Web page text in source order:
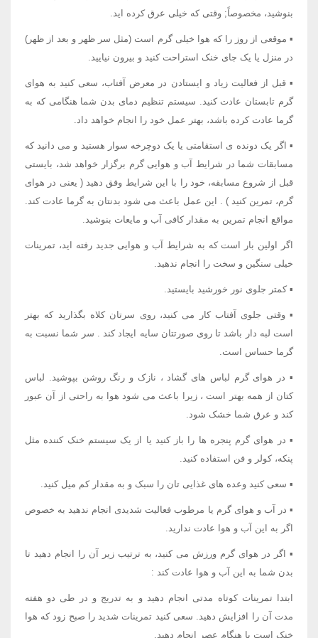
بنوشید، مخصوصاً; وقتی که خیلی عرق کرده اید.
▪ موقعی از روز را که هوا خیلی گرم است (مثل سر ظهر و بعد از ظهر)
در منزل یا یک جای خنک استراحت کنید و بیرون نیایید.
▪ قبل از فعالیت زیاد و ایستادن در معرض آفتاب، سعی کنید به هوای
گرم تابستان عادت کنید. سیستم تنظیم دمای بدن شما هنگامی که به
گرما عادت کرده باشد، بهتر عمل خود را انجام خواهد داد.
▪ اگر یک دونده ی استقامتی یا یک دوچرخه سوار هستید و می دانید که
مسابقات شما در شرایط آب و هوایی گرم برگزار خواهد شد، بایستی
قبل از شروع مسابقه، خود را با این شرایط وفق دهید ( یعنی در هوای
گرم، تمرین کنید ) . این عمل باعث می شود بدنتان به گرما عادت کند.
مواقع انجام تمرین به مقدار کافی آب و مایعات بنوشید.
اگر اولین بار است که به شرایط آب و هوایی جدید رفته اید، تمرینات
خیلی سنگین و سخت را انجام ندهید.
▪ کمتر جلوی نور خورشید بایستید.
▪ وقتی جلوی آفتاب کار می کنید، روی سرتان کلاه بگذارید که بهتر
است لبه دار باشد تا روی صورتتان سایه ایجاد کند . سر شما نسبت به
گرما حساس است.
▪ در هوای گرم لباس های گشاد ، نازک و رنگ روشن بپوشید. لباس
کتان از همه بهتر است ، زیرا باعث می شود هوا به راحتی از آن عبور
کند و عرق شما خشک شود.
▪ در هوای گرم پنجره ها را باز کنید یا از یک سیستم خنک کننده مثل
پنکه، کولر و فن استفاده کنید.
▪ سعی کنید وعده های غذایی تان را سبک و به مقدار کم میل کنید.
▪ در آب و هوای گرم یا مرطوب فعالیت شدیدی انجام ندهید به خصوص
اگر به این آب و هوا عادت ندارید.
▪ اگر در هوای گرم ورزش می کنید، به ترتیب زیر آن را انجام دهید تا
بدن شما به این آب و هوا عادت کند :
ابتدا تمرینات کوتاه مدتی انجام دهید و به تدریج و در طی دو هفته
مدت آن را افزایش دهید. سعی کنید تمرینات شدید را صبح زود که هوا
خنک است یا هنگام عصر انجام دهید.